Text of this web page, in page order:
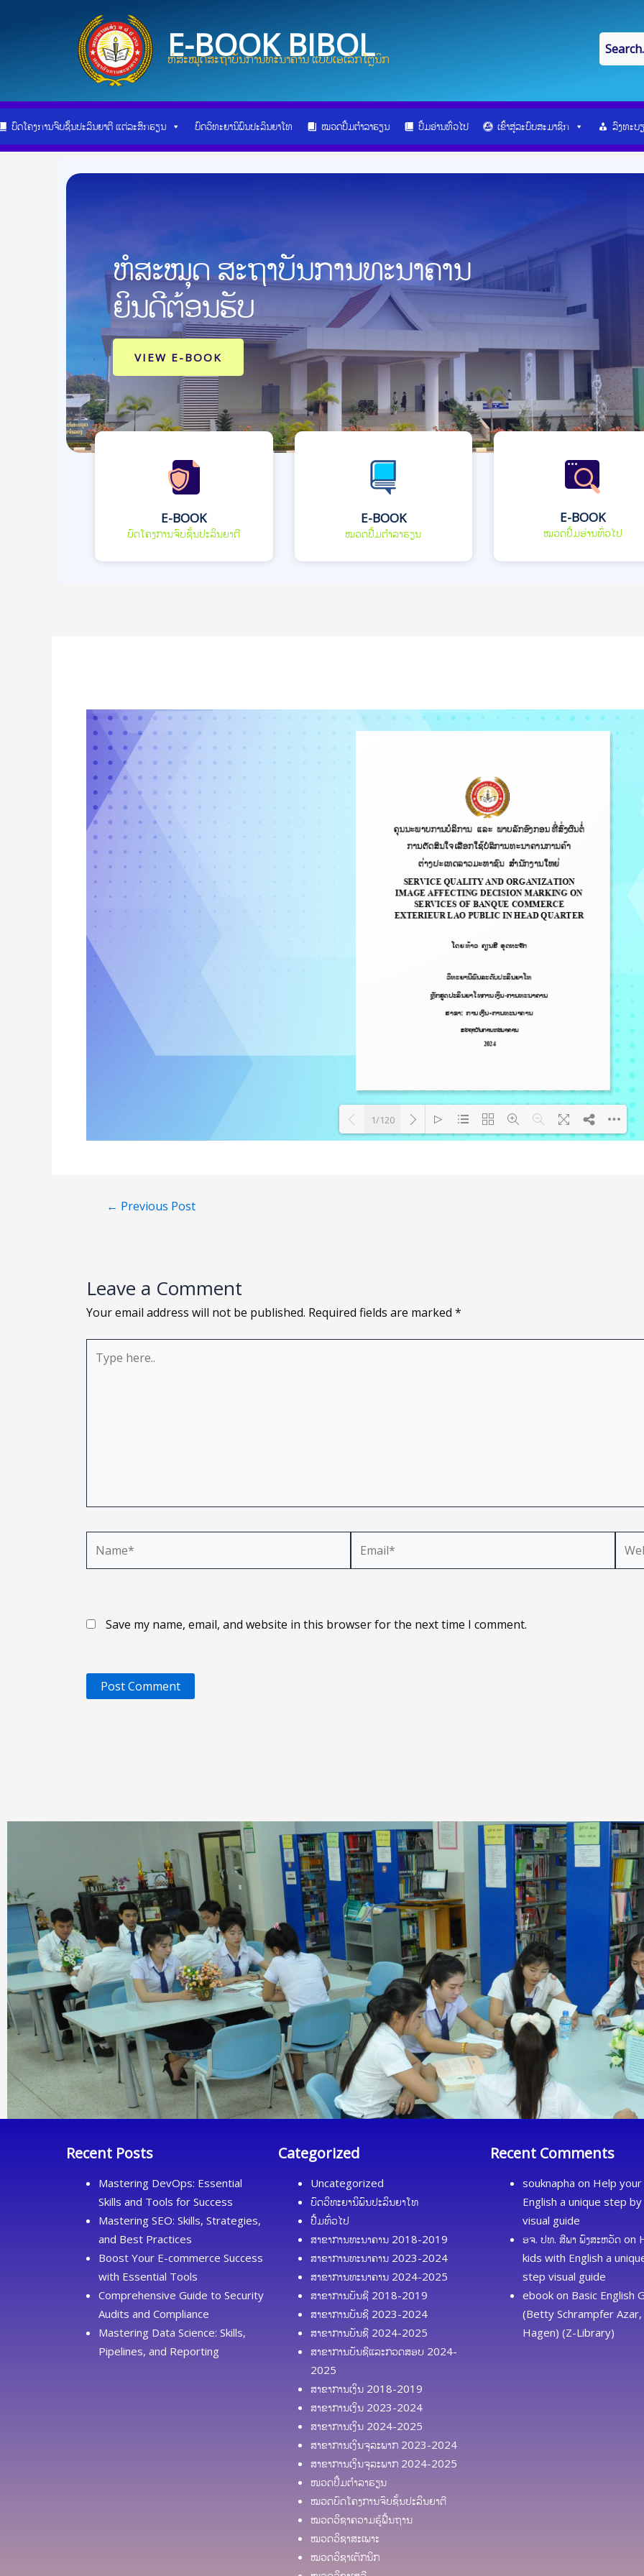
E-BOOK BIBOL
ຫໍສະໝຸດສະຖາບັນການທະນາຄານ ແບບເອເລັກໂຕຼນິກ
ບົດໂຄງການຈົບຊັ້ນປະລິນຍາຕີ ແຕ່ລະສົກຮຽນ ບົດວິທະຍານິພົນປະລິນຍາໂທ ໝວດປື້ມຕຳລາຮຽນ ປື້ມອ່ານທົ່ວໄປ ເຂົ້າສູ່ລະບົບສະມາຊິກ ລົງທະບ
ຫໍສະໝຸດ ສະຖາບັນການທະນາຄານ
ຍິນດີຕ້ອນຮັບ
VIEW E-BOOK
E-BOOK
ບົດໂຄງການຈົບຊັ້ນປະລິນຍາຕີ
E-BOOK
ໝວດປື້ມຕຳລາຮຽນ
E-BOOK
ໝວດປື້ມອ່ານທົ່ວໄປ
1/120
navigation
← Previous Post
Leave a Comment
Your email address will not be published. Required fields are marked *
here..
Save my name, email, and website in this browser for the next time I comment.
Recent Posts
Mastering DevOps: Essential
Skills and Tools for Success
Mastering SEO: Skills, Strategies,
and Best Practices
Boost Your E-commerce Success
with Essential Tools
Comprehensive Guide to Security
Audits and Compliance
Mastering Data Science: Skills,
Pipelines, and Reporting
Categorized
Uncategorized
ບົດວິທະຍານິພົນປະລິນຍາໂທ
ປື້ມທົ່ວໄປ
ສາຂາການທະນາຄານ 2018-2019
ສາຂາການທະນາຄານ 2023-2024
ສາຂາການທະນາຄານ 2024-2025
ສາຂາການບັນຊີ 2018-2019
ສາຂາການບັນຊີ 2023-2024
ສາຂາການບັນຊີ 2024-2025
ສາຂາການບັນຊີແລະກວດສອບ 2024-
2025
ສາຂາການເງິນ 2018-2019
ສາຂາການເງິນ 2023-2024
ສາຂາການເງິນ 2024-2025
ສາຂາການເງິນຈຸລະພາກ 2023-2024
ສາຂາການເງິນຈຸລະພາກ 2024-2025
ໜວດປຶ້ມຕຳລາຮຽນ
ໝວດບົດໂຄງການຈົບຊັ້ນປະລິນຍາຕີ
ໝວດວິຊາຄວາມຮູ້ຟື້ນຖານ
ໝວດວິຊາສະເພາະ
ໝວດວິຊາເຕັກນິກ
Recent Comments
souknapha on Help
English a unique step
visual guide
ອຈ. ປທ. ສີພາ ພົງສະຫວັດ on
kids with English a
step visual guide
ebook on Basic English
(Betty Schrampfer Azar,
Hagen) (Z-Library)